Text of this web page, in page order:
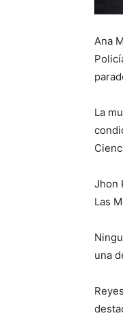
Ana
La
Jhon
Las
una